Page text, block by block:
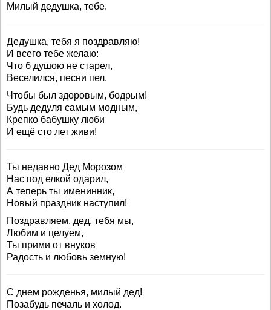
Милый дедушка, тебе.
Дедушка, тебя я поздравляю!
И всего тебе желаю:
Что б душою не старел,
Веселился, песни пел.
Чтобы был здоровым, бодрым!
Будь дедуля самым модным,
Крепко бабушку люби
И ещё сто лет живи!
Ты недавно Дед Морозом
Нас под елкой одарил,
А теперь ты именинник,
Новый праздник наступил!
Поздравляем, дед, тебя мы,
Любим и целуем,
Ты прими от внуков
Радость и любовь земную!
С днем рожденья, милый дед!
Позабудь печаль и холод.